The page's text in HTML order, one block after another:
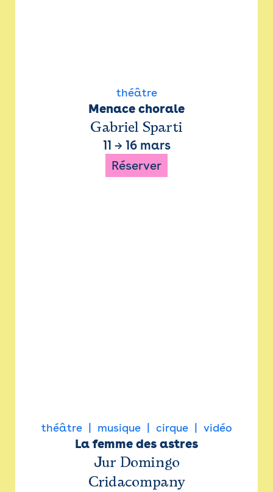
théâtre
Menace chorale
Gabriel Sparti
11 → 16 mars
Réserver
théâtre musique cirque vidéo
La femme des astres
Jur Domingo
Cridacompany